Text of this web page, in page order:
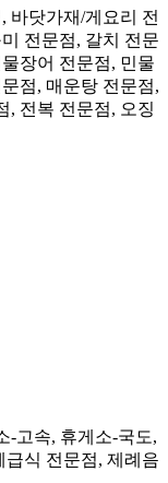
바닷가재/게요리 전
전문점, 갈치 전문
장어 전문점, 민물
점, 매운탕 전문점,
, 전복 전문점, 오징
-고속, 휴게소-국도,
급식 전문점, 제례음